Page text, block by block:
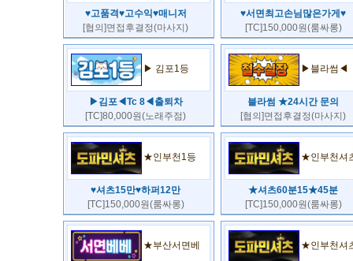
♥고품격♥고수익♥매니저
[협의]면접후결정(마사지)
♥서면최고손님많은가게♥
[TC]150,000원(룸싸롱)
▶ 김포1등
▶김포◀Tc 8◀출퇴차
[TC]80,000원(노래주점)
▶블라썸◀
블라썸 ★24시간 문의
[협의]면접후결정(마사지)
★인부천1등
♥셔츠15만♥하퍼12만
[TC]150,000원(룸싸롱)
★인부천셔
★셔츠60분15★45분
[TC]150,000원(룸싸롱)
★부산서면베 ★인부천셔